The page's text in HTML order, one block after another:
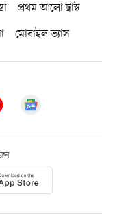
প্রথম আলো ট্রাস্ট
মোবাইল ভ্যাস